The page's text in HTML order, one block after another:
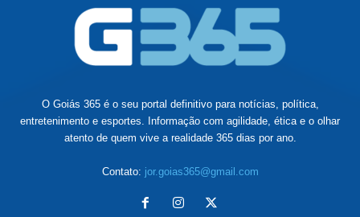
O Goiás 365 é o seu portal definitivo para notícias, política,
entretenimento e esportes. Informação com agilidade, ética e o olhar
atento de quem vive a realidade 365 dias por ano.
Contato: jor.goias365@gmail.com